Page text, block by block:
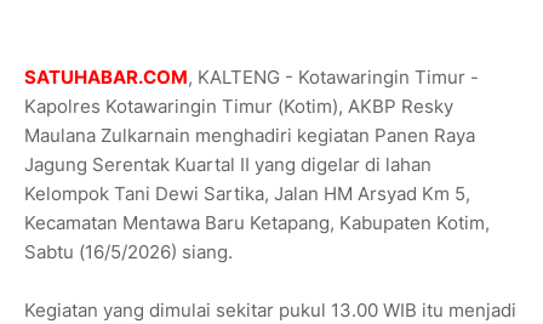
SATUHABAR.COM, KALTENG - Kotawaringin Timur -
Kapolres Kotawaringin Timur (Kotim), AKBP Resky
Maulana Zulkarnain menghadiri kegiatan Panen Raya
Jagung Serentak Kuartal II yang digelar di lahan
Kelompok Tani Dewi Sartika, Jalan HM Arsyad Km 5,
Kecamatan Mentawa Baru Ketapang, Kabupaten Kotim,
Sabtu (16/5/2026) siang.
Kegiatan yang dimulai sekitar pukul 13.00 WIB itu menjadi